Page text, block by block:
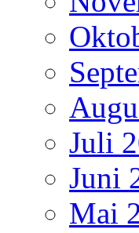
Juli
Juni
Mai